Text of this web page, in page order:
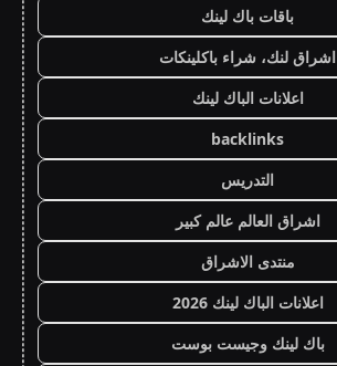
باقات باك لينك
اشراق لنك، شراء باكلينكات
اعلانات الباك لينك
backlinks
التدريس
اشراق العالم عالم كبير
منتدى الاشراق
اعلانات الباك لينك 2026
باك لينك وجيست بوست